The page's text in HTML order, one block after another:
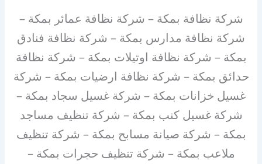
شركة نظافة بمكة – شركة نظافة عمائر بمكة –
شركة نظافة مدارس بمكة – شركة نظافة فنادق
بمكة – شركة نظافة اوتيلات بمكة – شركة نظافة
حدائق بمكة – شركة نظافة ارضيات بمكة – شركة
غسيل خزانات بمكة – شركة غسيل سجاد بمكة –
شركة غسيل كنب بمكة – شركة تنظيف مساجد
بمكة – شركة صيانة مسابح بمكة – شركة تنظيف
ملاعب بمكة – شركة تنظيف حجرات بمكة –